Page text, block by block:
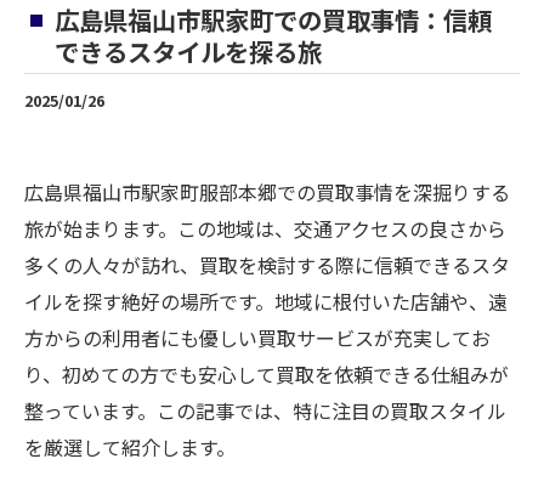
広島県福山市駅家町での買取事情：信頼
できるスタイルを探る旅
2025/01/26
広島県福山市駅家町服部本郷での買取事情を深掘りする
旅が始まります。この地域は、交通アクセスの良さから
多くの人々が訪れ、買取を検討する際に信頼できるスタ
イルを探す絶好の場所です。地域に根付いた店舗や、遠
方からの利用者にも優しい買取サービスが充実してお
り、初めての方でも安心して買取を依頼できる仕組みが
整っています。この記事では、特に注目の買取スタイル
を厳選して紹介します。